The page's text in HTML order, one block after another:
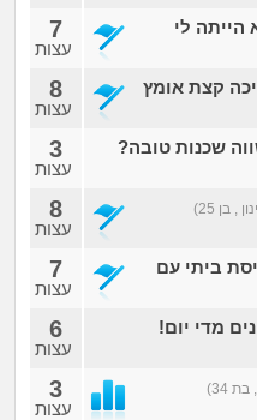
יוקר המחיה
הייתה לי 7
עצות
קצת אומץ 8
עצות
שכנות טובה? 3
עצות
, בן 25) 8
עצות
ביתי עם
7
עצות
מדי יום! 6
עצות
34)
3
עצות